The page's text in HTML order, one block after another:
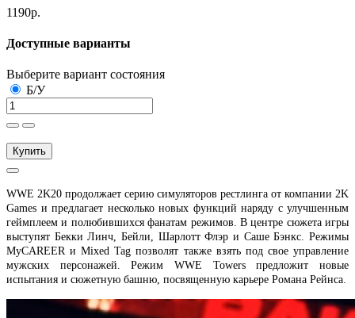
1190р.
Доступные варианты
Выберите вариант состояния
Б/У
Купить
WWE 2K20 продолжает серию симуляторов рестлинга от компании 2K
Games и предлагает несколько новых функций наряду с улучшенным
геймплеем и полюбившихся фанатам режимов. В центре сюжета игры
выступят Бекки Линч, Бейли, Шарлотт Флэр и Саше Бэнкс. Режимы
MyCAREER и Mixed Tag позволят также взять под свое управление
мужских персонажей. Режим WWE Towers предложит новые
испытания и сюжетную башню, посвященную карьере Романа Рейнса.